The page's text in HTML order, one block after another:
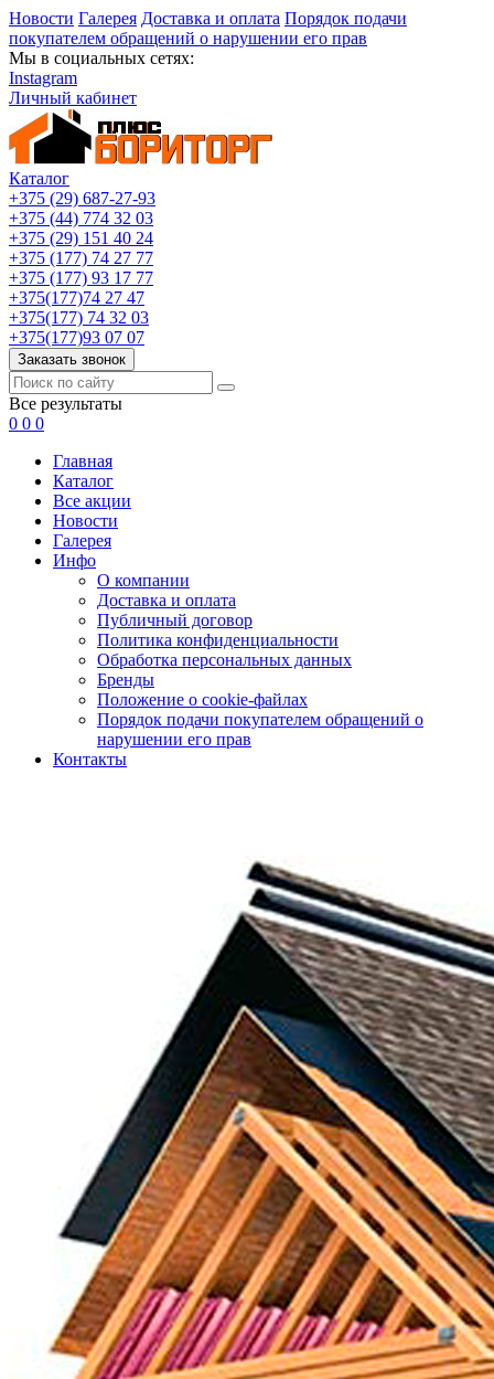
Новости Галерея Доставка и оплата Порядок подачи
покупателем обращений о нарушении его прав
Мы в социальных сетях:
Instagram
Личный кабинет
Каталог
+375 (29) 687-27-93
+375 (44) 774 32 03
+375 (29) 151 40 24
+375 (177) 74 27 77
+375 (177) 93 17 77
+375(177)74 27 47
+375(177) 74 32 03
+375(177)93 07 07
Заказать звонок
Все результаты
0 0 0
Главная
Каталог
Все акции
Новости
Галерея
Инфо
О компании
Доставка и оплата
Публичный договор
Политика конфиденциальности
Обработка персональных данных
Бренды
Положение о cookie-файлах
Порядок подачи покупателем обращений о
нарушении его прав
Контакты